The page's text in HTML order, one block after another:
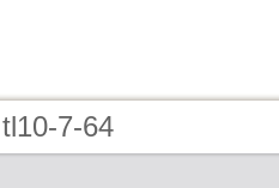
7-64